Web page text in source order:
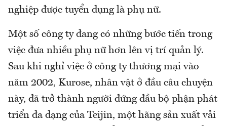
nghiệp được tuyển dụng là phụ nữ.
Một số công ty đang có những bước tiến trong
việc đưa nhiều phụ nữ hơn lên vị trí quản lý.
Sau khi nghỉ việc ở công ty thương mại vào
năm 2002, Kurose, nhân vật ở đầu câu chuyện
này, đã trở thành người đứng đầu bộ phận phát
triển đa dạng của Teijin, một hãng sản xuất vải